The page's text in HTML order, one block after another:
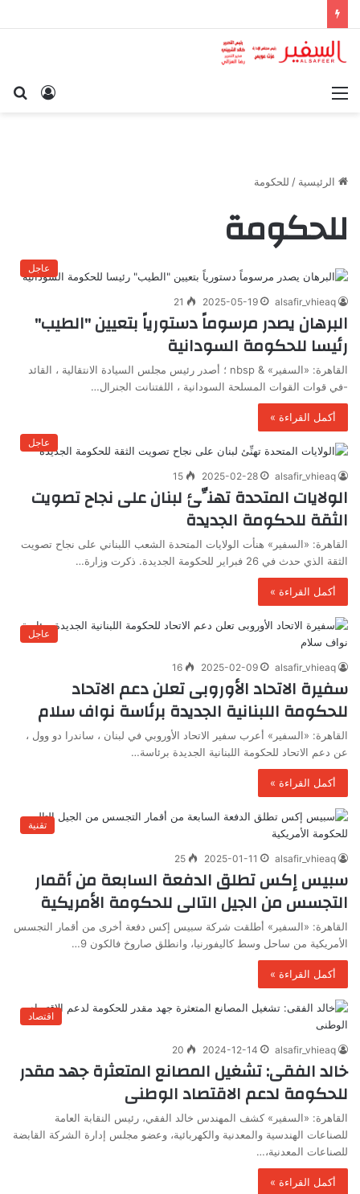
تسجيل
الرئيسية / للحكومة
للحكومة
عاجل
alsafir_vhieaq
2025-05-19
21
البرهان يصدر مرسوماً دستورياً بتعيين "الطيب"
رئيسا للحكومة السودانية
القاهرة: «السفير» & nbsp ؛ أصدر رئيس مجلس السيادة الانتقالية ، القائد
-في قوات القوات المسلحة السودانية ، اللفتنانت الجنرال…
أكمل القراءة »
عاجل
alsafir_vhieaq
2025-02-28
15
الولايات المتحدة تهنِّئ لبنان على نجاح تصويت
الثقة للحكومة الجديدة
القاهرة: «السفير» هنأت الولايات المتحدة الشعب اللبناني على نجاح تصويت
الثقة الذي حدث في 26 فبراير للحكومة الجديدة. ذكرت وزارة…
أكمل القراءة »
عاجل
alsafir_vhieaq
2025-02-09
16
سفيرة الاتحاد الأوروبى تعلن دعم الاتحاد
للحكومة اللبنانية الجديدة برئاسة نواف سلام
القاهرة: «السفير» أعرب سفير الاتحاد الأوروبي في لبنان ، ساندرا دو وول ،
عن دعم الاتحاد للحكومة اللبنانية الجديدة برئاسة…
أكمل القراءة »
تقنية
alsafir_vhieaq
2025-01-11
25
سبيس إكس تطلق الدفعة السابعة من أقمار
التجسس من الجيل التالى للحكومة الأمريكية
القاهرة: «السفير» أطلقت شركة سبيس إكس دفعة أخرى من أقمار التجسس
الأمريكية من ساحل وسط كاليفورنيا، وانطلق صاروخ فالكون 9…
أكمل القراءة »
اقتصاد
alsafir_vhieaq
2024-12-14
20
خالد الفقى: تشغيل المصانع المتعثرة جهد مقدر
للحكومة لدعم الاقتصاد الوطنى
القاهرة: «السفير» كشف المهندس خالد الفقي، رئيس النقابة العامة
للصناعات الهندسية والمعدنية والكهربائية، وعضو مجلس إدارة الشركة القابضة
للصناعات المعدنية،…
أكمل القراءة »